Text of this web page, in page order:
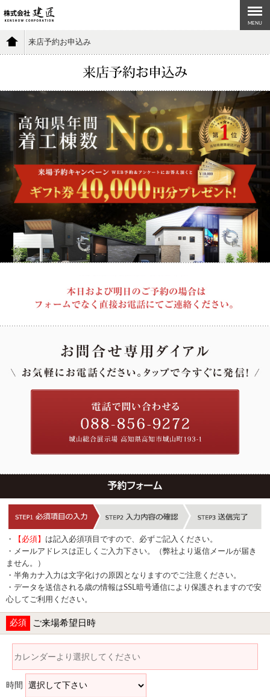
MENU
来店予約お申込み
・ 【必須】 は記入必須項目ですので、必ずご記入ください。
・メールアドレスは正しくご入力下さい。（弊社より返信メールが届き
ません。）
・半角カナ入力は文字化けの原因となりますのでご注意ください。
・データを送信される歳の情報はSSL暗号通信により保護されますので安
心してご利用ください。
必須 ご来場希望日時
時間